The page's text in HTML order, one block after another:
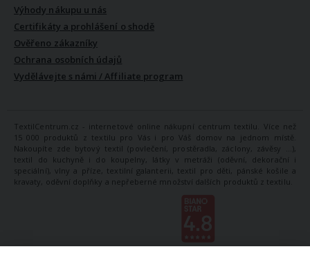
Výhody nákupu u nás
Certifikáty a prohlášení o shodě
Ověřeno zákazníky
Ochrana osobních údajů
Vydělávejte s námi / Affiliate program
TextilCentrum.cz - internetové online nákupní centrum textilu. Více než
15 000 produktů z textilu pro Vás i pro Váš domov na jednom místě.
Nakoupíte zde bytový textil (povlečení, prostěradla, záclony, závěsy ...),
textil do kuchyně i do koupelny, látky v metráži (oděvní, dekorační i
speciální), vlny a příze, textilní galanterii, textil pro děti, pánské košile a
kravaty, oděvní doplňky a nepřeberné množství dalších produktů z textilu.